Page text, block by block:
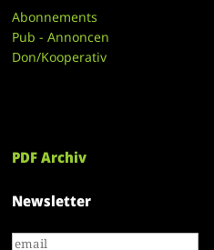
Abonnements
Pub - Annoncen
Don/Kooperativ
PDF Archiv
Newsletter